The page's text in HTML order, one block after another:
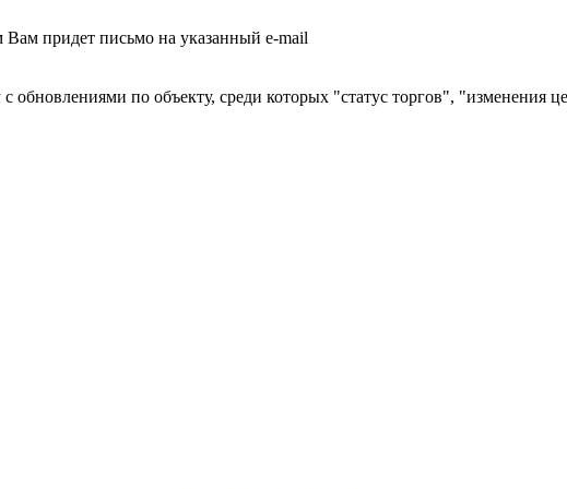
придет письмо на указанный e-mail
обновлениями по объекту, среди которых "статус торгов", "изменения